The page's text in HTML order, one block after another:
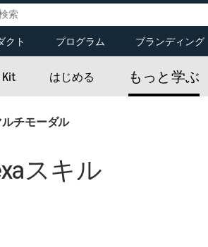
概要
概要
ビジネスリソース
クト
Alexaスマートホーム
Dash
Amazon Smart
プログラム
ブランディング
Kit はじめる もっと学ぶ
ルチモーダル
スキル